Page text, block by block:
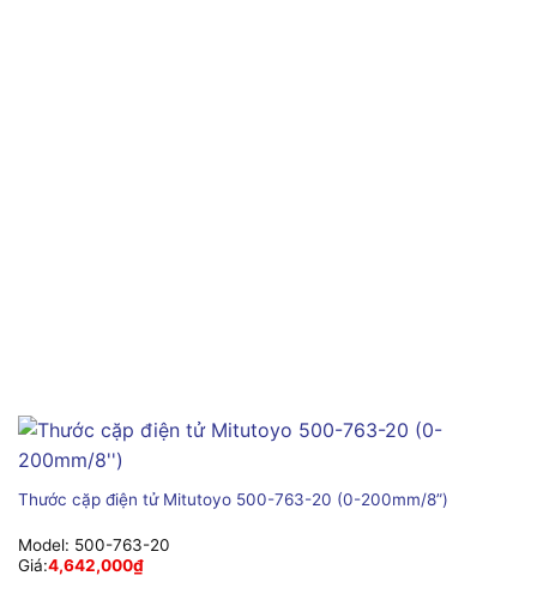
Thước cặp điện tử Mitutoyo 500-763-20 (0-200mm/8”)
Model: 500-763-20
Giá:4,642,000₫